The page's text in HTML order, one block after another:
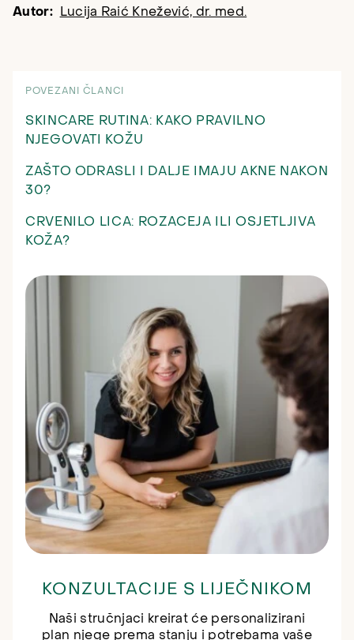
Autor: Lucija Raić Knežević, dr. med.
POVEZANI ČLANCI
SKINCARE RUTINA: KAKO PRAVILNO
NJEGOVATI KOŽU
ZAŠTO ODRASLI I DALJE IMAJU AKNE NAKON
30?
CRVENILO LICA: ROZACEJA ILI OSJETLJIVA
KOŽA?
KONZULTACIJE S LIJEČNIKOM
Naši stručnjaci kreirat će personalizirani
plan njege prema stanju i potrebama vaše